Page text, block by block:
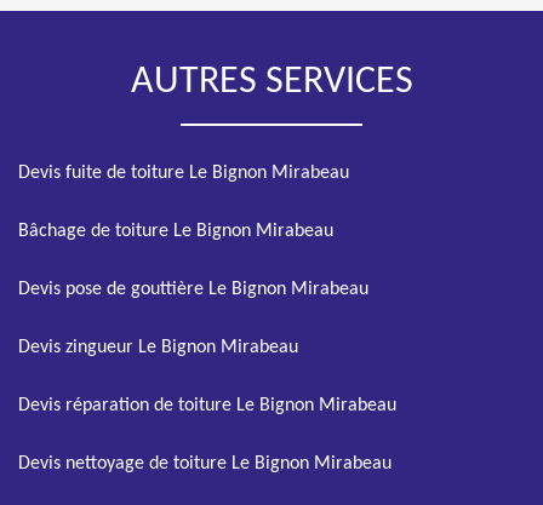
AUTRES SERVICES
Devis fuite de toiture Le Bignon Mirabeau
Bâchage de toiture Le Bignon Mirabeau
Devis pose de gouttière Le Bignon Mirabeau
Devis zingueur Le Bignon Mirabeau
Devis réparation de toiture Le Bignon Mirabeau
Devis nettoyage de toiture Le Bignon Mirabeau